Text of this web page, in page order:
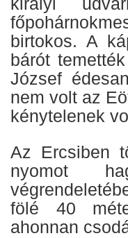
birtokos. A
bárót
József
nem volt az
kénytelenek
Az Ercsiben
nyomot
fölé 40
ahonnan